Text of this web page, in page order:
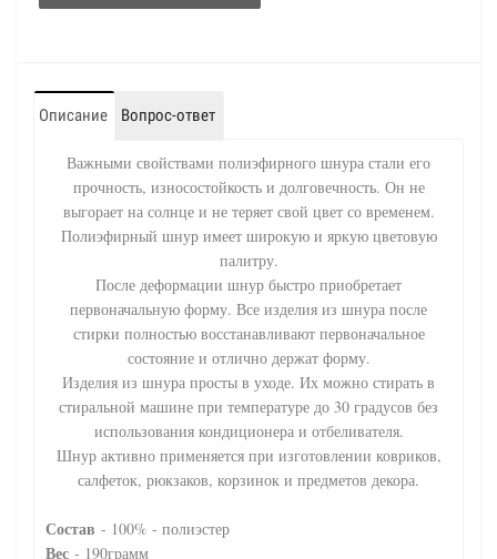
Описание Вопрос-ответ
Важными свойствами полиэфирного шнура стали его
прочность, износостойкость и долговечность. Он не
выгорает на солнце и не теряет свой цвет со временем.
Полиэфирный шнур имеет широкую и яркую цветовую
палитру.
После деформации шнур быстро приобретает
первоначальную форму. Все изделия из шнура после
стирки полностью восстанавливают первоначальное
состояние и отлично держат форму.
Изделия из шнура просты в уходе. Их можно стирать в
стиральной машине при температуре до 30 градусов без
использования кондиционера и отбеливателя.
Шнур активно применяется при изготовлении ковриков,
салфеток, рюкзаков, корзинок и предметов декора.
Состав - 100% - полиэстер
Вес - 190грамм